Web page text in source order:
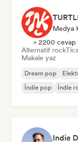
Medya
> 2200 cevap
Alternatif rock
Makale yaz
Dream pop
İndie pop
İndie
Indie